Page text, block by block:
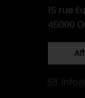
15 rue
45000